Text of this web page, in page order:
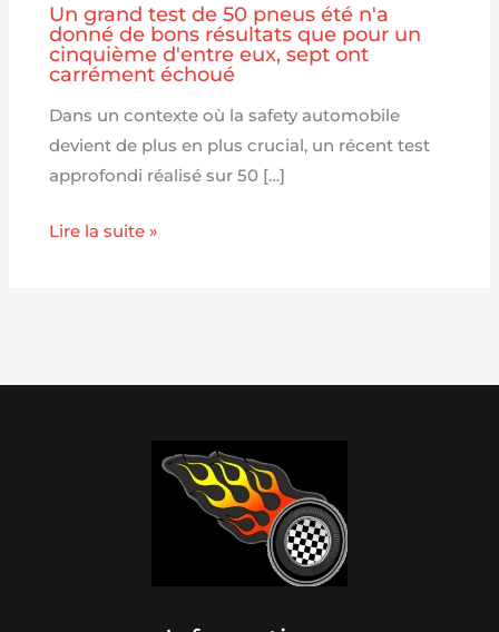
Un grand test de 50 pneus été n'a
donné de bons résultats que pour un
cinquième d'entre eux, sept ont
carrément échoué
Dans un contexte où la safety automobile
devient de plus en plus crucial, un récent test
approfondi réalisé sur 50 […]
Lire la suite »